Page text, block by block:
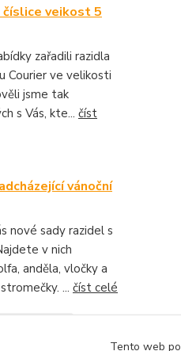
číslice veikost 5
zařadili razidla
Courier ve velikosti
jsme tak
s Vás, kte... číst
vánoční
nové sady razidel s
v nich
anděla, vločky a
... číst celé
Tento web